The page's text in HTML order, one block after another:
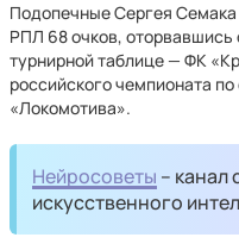
Подопечные Сергея Семака
РПЛ 68 очков,
турнирной таблице — ФК
российского чемпионата
«Локомотива».
Нейросоветы – канал
искусственного